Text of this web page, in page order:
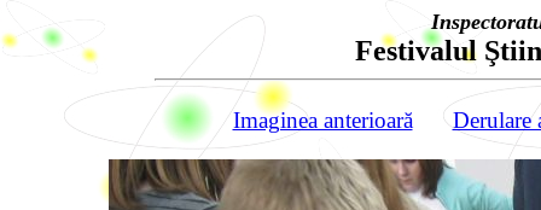
Festivalul
Imaginea anterioară Derulare